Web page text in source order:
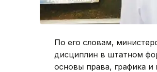
По его словам,
дисциплин в штатном
основы права, графика и